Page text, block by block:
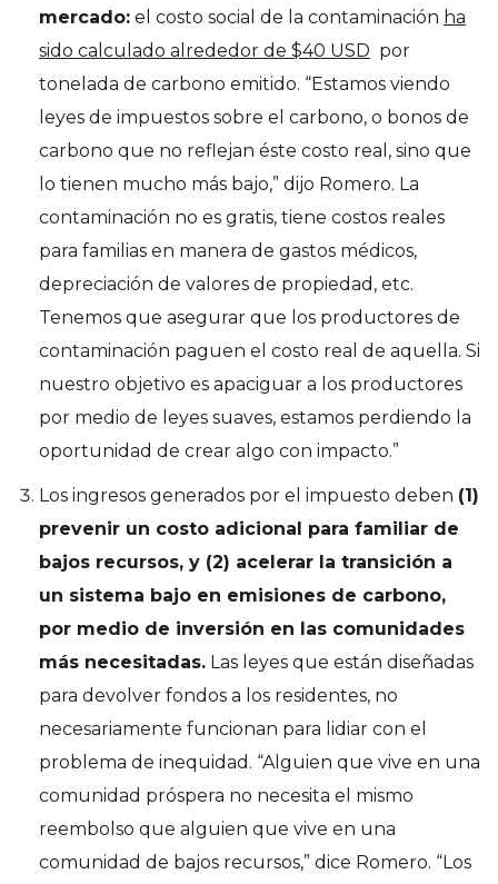
mercado: el costo social de la contaminación ha
sido calculado alrededor de $40 USD por
tonelada de carbono emitido. “Estamos viendo
leyes de impuestos sobre el carbono, o bonos de
carbono que no reflejan éste costo real, sino que
lo tienen mucho más bajo,” dijo Romero. La
contaminación no es gratis, tiene costos reales
para familias en manera de gastos médicos,
depreciación de valores de propiedad, etc.
Tenemos que asegurar que los productores de
contaminación paguen el costo real de aquella. Si
nuestro objetivo es apaciguar a los productores
por medio de leyes suaves, estamos perdiendo la
oportunidad de crear algo con impacto.”
Los ingresos generados por el impuesto deben (1)
prevenir un costo adicional para familiar de
bajos recursos, y (2) acelerar la transición a
un sistema bajo en emisiones de carbono,
por medio de inversión en las comunidades
más necesitadas. Las leyes que están diseñadas
para devolver fondos a los residentes, no
necesariamente funcionan para lidiar con el
problema de inequidad. “Alguien que vive en una
comunidad próspera no necesita el mismo
reembolso que alguien que vive en una
comunidad de bajos recursos,” dice Romero. “Los